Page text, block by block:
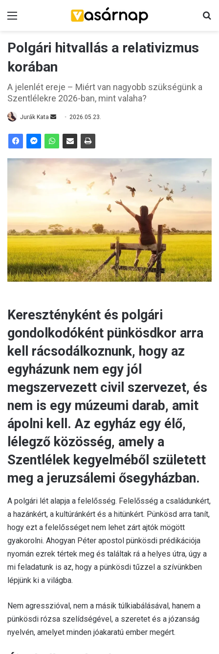
Polgári hitvallás a relativizmus
korában
A jelenlét ereje – Miért van nagyobb szükségünk a
Szentlélekre 2026-ban, mint valaha?
Jurák Kata
i
l
2026.05.23.
Keresztényként és polgári
gondolkodóként pünkösdkor arra
kell rácsodálkoznunk, hogy az
egyházunk nem egy jól
megszervezett civil szervezet, és
nem is egy múzeumi darab, amit
ápolni kell. Az egyház egy élő,
lélegző közösség, amely a
Szentlélek kegyelméből született
meg a jeruzsálemi ősegyházban.
A polgári lét alapja a felelősség. Felelősség a családunkért,
a hazánkért, a kultúránkért és a hitünkért. Pünkösd arra tanít,
hogy ezt a felelősséget nem lehet zárt ajtók mögött
gyakorolni. Ahogyan Péter apostol pünkösdi prédikációja
nyomán ezrek tértek meg és találtak rá a helyes útra, úgy a
mi feladatunk is az, hogy a pünkösdi tűzzel a szívünkben
lépjünk ki a világba.
Nem agresszióval, nem a másik túlkiabálásával, hanem a
pünkösdi rózsa szelídségével, a szeretet és a józanság
nyelvén, amelyet minden jóakaratú ember megért.